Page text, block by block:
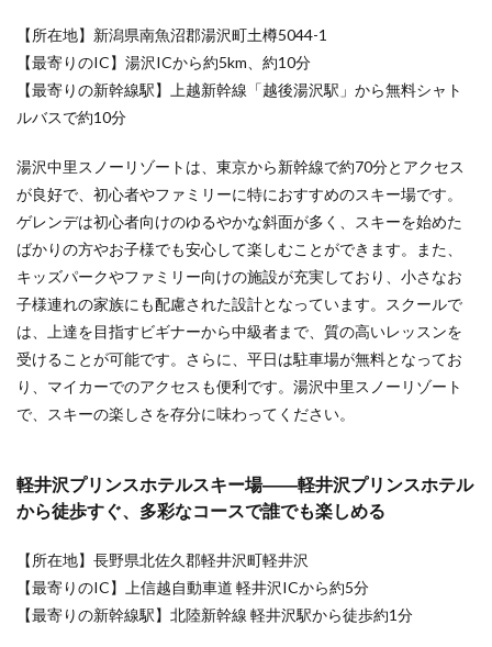
豊富
イター
も楽し
める！
斑尾高
原スキ
ー場
――高
原の自
かした
コース
で、初
心者か
ら上級
者まで
幅広く
楽しめ
6.3
群馬
県の
すめ
スキ
ー場
【所在地】新潟県南魚沼郡湯沢町土樽5044-1
【最寄りのIC】湯沢ICから約5km、約10分
【最寄りの新幹線駅】上越新幹線「越後湯沢駅」から無料シャト
ルバスで約10分
湯沢中里スノーリゾートは、東京から新幹線で約70分とアクセス
が良好で、初心者やファミリーに特におすすめのスキー場です。
ゲレンデは初心者向けのゆるやかな斜面が多く、スキーを始めた
ばかりの方やお子様でも安心して楽しむことができます。また、
キッズパークやファミリー向けの施設が充実しており、小さなお
子様連れの家族にも配慮された設計となっています。スクールで
は、上達を目指すビギナーから中級者まで、質の高いレッスンを
受けることが可能です。さらに、平日は駐車場が無料となってお
り、マイカーでのアクセスも便利です。湯沢中里スノーリゾート
で、スキーの楽しさを存分に味わってください。
軽井沢プリンスホテルスキー場――軽井沢プリンスホテル
から徒歩すぐ、多彩なコースで誰でも楽しめる
【所在地】長野県北佐久郡軽井沢町軽井沢
【最寄りのIC】上信越自動車道 軽井沢ICから約5分
【最寄りの新幹線駅】北陸新幹線 軽井沢駅から徒歩約1分